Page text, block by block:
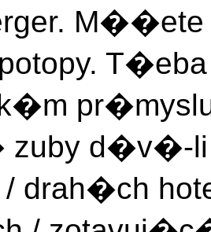
d�v�-li
drah�ch